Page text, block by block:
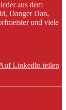
aus dem
Danger Dan,
und viele
LinkedIn teilen